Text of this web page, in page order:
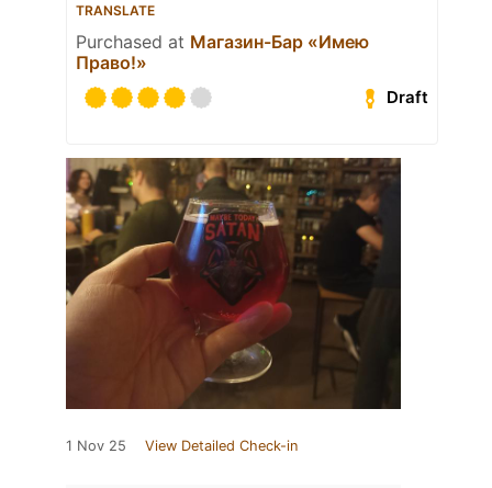
TRANSLATE
Purchased at Магазин-Бар «Имею
Право!»
Draft
1 Nov 25 View Detailed Check-in